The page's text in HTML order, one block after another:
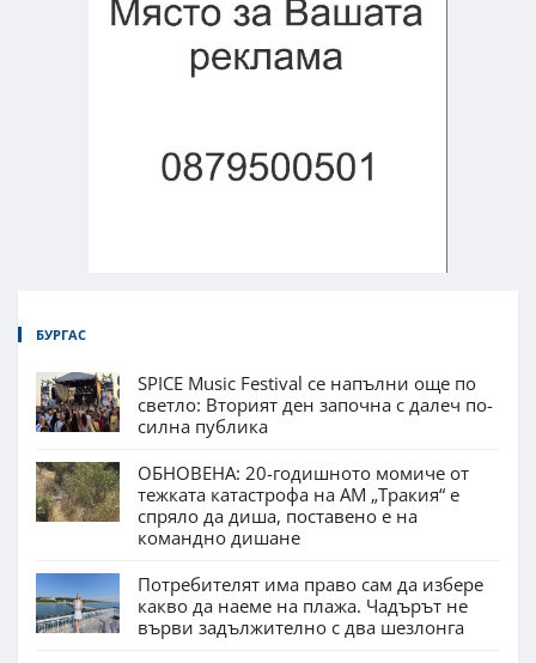
БУРГАС
SPICE Music Festival се напълни още по
светло: Вторият ден започна с далеч по-
силна публика
ОБНОВЕНА: 20-годишното момиче от
тежката катастрофа на АМ „Тракия“ е
спряло да диша, поставено е на
командно дишане
Потребителят има право сам да избере
какво да наеме на плажа. Чадърът не
върви задължително с два шезлонга